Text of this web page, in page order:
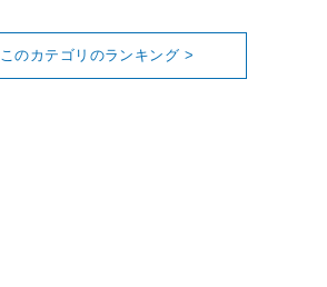
このカテゴリのランキング >